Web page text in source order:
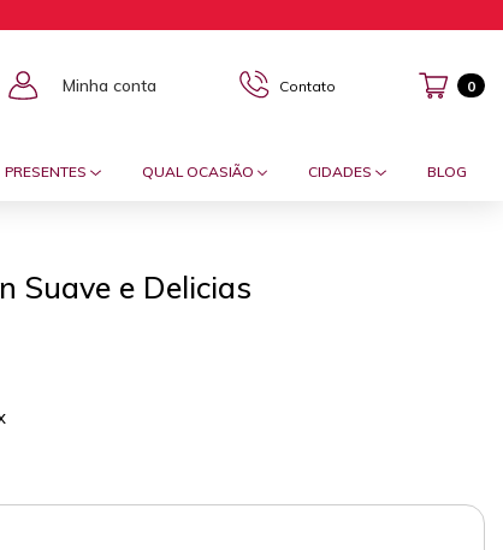
Minha conta Contato 0
PRESENTES QUAL OCASIÃO CIDADES BLOG
Suave e Delicias